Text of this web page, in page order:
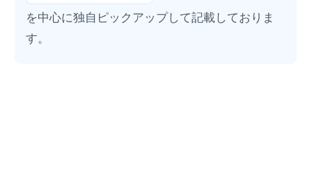
を中心に独自ピックアップして記載しておりま
す。